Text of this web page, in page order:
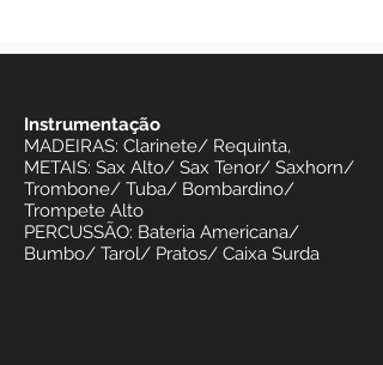
Instrumentação
MADEIRAS: Clarinete/ Requinta,
METAIS: Sax Alto/ Sax Tenor/ Saxhorn/
Trombone/ Tuba/ Bombardino/
Trompete Alto
PERCUSSÃO: Bateria Americana/
Bumbo/ Tarol/ Pratos/ Caixa Surda